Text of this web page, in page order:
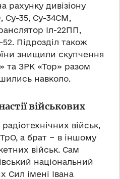
рахунку дивізіону
Су-35, Су-34СМ,
Іл-22ПП,
Підрозділ також
знищили скупчення
та ЗРК «Тор» разом
навколо.
військових
військ,
а брат − в іншому
військ. Сам
національний
Сил імені Івана